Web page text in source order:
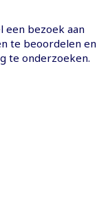
een bezoek aan
te beoordelen en
te onderzoeken.